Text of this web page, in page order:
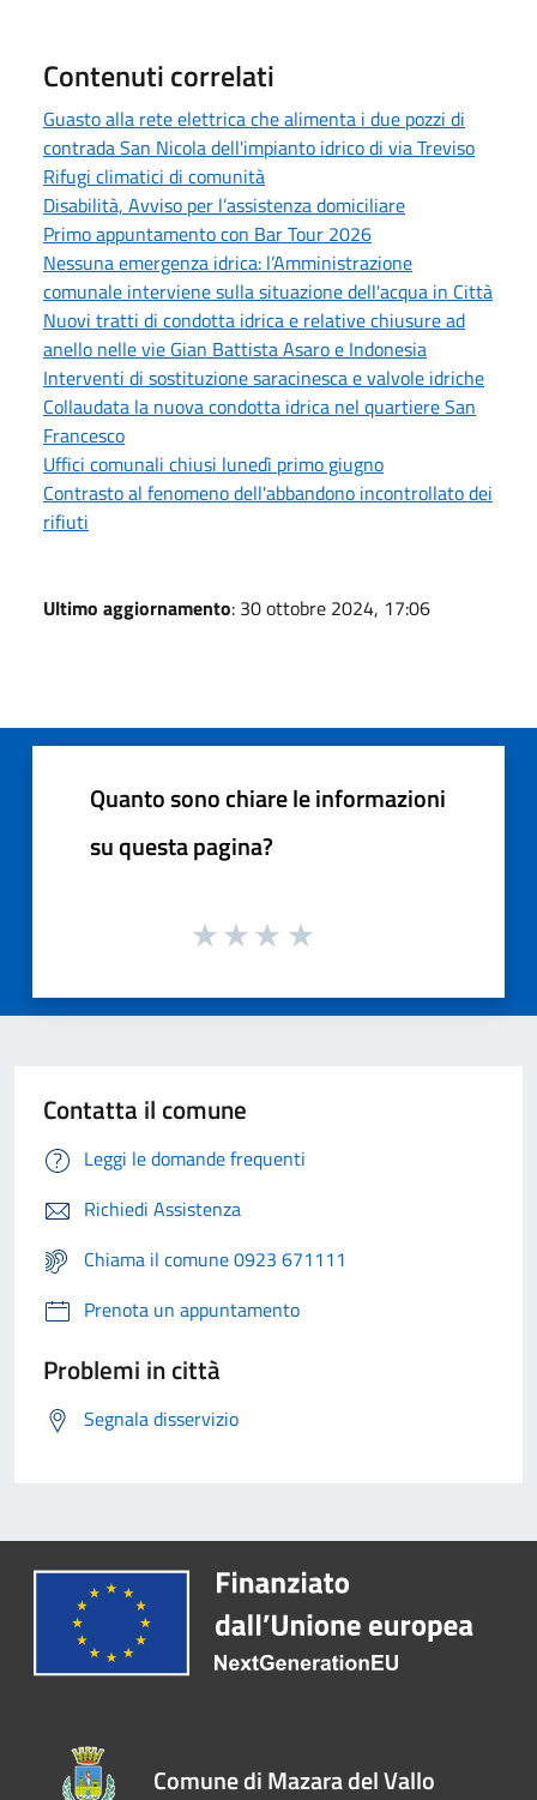
Contenuti correlati
Guasto alla rete elettrica che alimenta i due pozzi di
contrada San Nicola dell'impianto idrico di via Treviso
Rifugi climatici di comunità
Disabilità, Avviso per l’assistenza domiciliare
Primo appuntamento con Bar Tour 2026
Nessuna emergenza idrica: l’Amministrazione
comunale interviene sulla situazione dell'acqua in Città
Nuovi tratti di condotta idrica e relative chiusure ad
anello nelle vie Gian Battista Asaro e Indonesia
Interventi di sostituzione saracinesca e valvole idriche
Collaudata la nuova condotta idrica nel quartiere San
Francesco
Uffici comunali chiusi lunedì primo giugno
Contrasto al fenomeno dell'abbandono incontrollato dei
rifiuti
Ultimo aggiornamento: 30 ottobre 2024, 17:06
Quanto sono chiare le informazioni
su questa pagina?
Contatta il comune
Leggi le domande frequenti
Richiedi Assistenza
Chiama il comune 0923 671111
Prenota un appuntamento
Problemi in città
Segnala disservizio
Comune di Mazara del Vallo